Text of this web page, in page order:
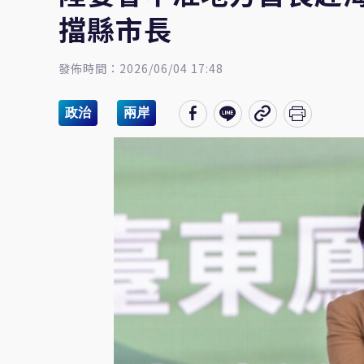
擋縣市長
發佈時間：2026/06/04 17:48
政治 兩岸